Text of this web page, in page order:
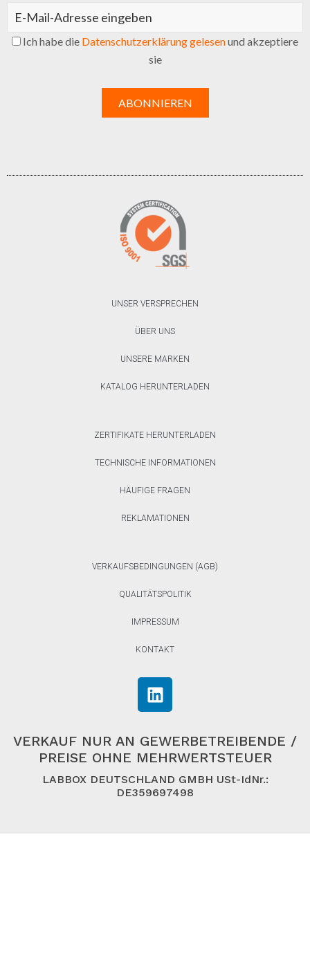
Ich habe die Datenschutzerklärung gelesenund akzeptiere
sie
UNSER VERSPRECHEN
ÜBER UNS
UNSERE MARKEN
KATALOG HERUNTERLADEN
ZERTIFIKATE HERUNTERLADEN
TECHNISCHE INFORMATIONEN
HÄUFIGE FRAGEN
REKLAMATIONEN
VERKAUFSBEDINGUNGEN (AGB)
QUALITÄTSPOLITIK
IMPRESSUM
KONTAKT
VERKAUF NUR AN GEWERBETREIBENDE /
PREISE OHNE MEHRWERTSTEUER
LABBOX DEUTSCHLAND GMBH USt-IdNr.:
DE359697498